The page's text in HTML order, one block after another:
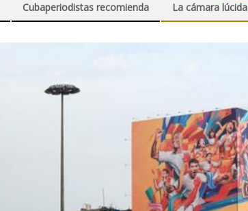
Cubaperiodistas recomienda La cámara lúcida